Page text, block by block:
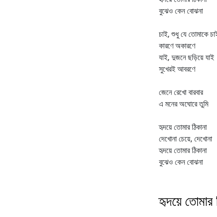
বুঝেও কেন বোঝনা
চাই, শুধু যে তোমাকে
কারণে অকারণে
যাই, দুজনে ছড়িয়ে যাই
সুখেরই আবরণে
জেনে রেখো বারবার
এ মনের অঘোরে তুমি
হৃদয়ে তোমার ঠিকানা
দেখোনা চেয়ে, দেখোনা
হৃদয়ে তোমার ঠিকানা
বুঝেও কেন বোঝনা
হৃদয়ে তোমার